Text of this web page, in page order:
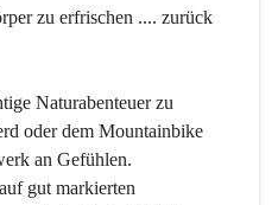
zu erfrischen .... zurück
Naturabenteuer zu
oder dem Mountainbike
an Gefühlen.
gut markierten